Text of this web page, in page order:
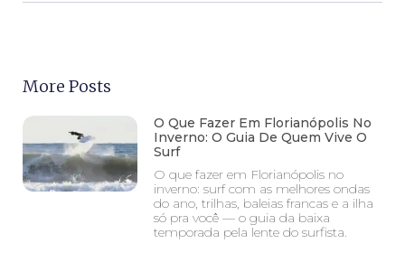
More Posts
O Que Fazer Em Florianópolis No
Inverno: O Guia De Quem Vive O
Surf
O que fazer em Florianópolis no
inverno: surf com as melhores ondas
do ano, trilhas, baleias francas e a ilha
só pra você — o guia da baixa
temporada pela lente do surfista.